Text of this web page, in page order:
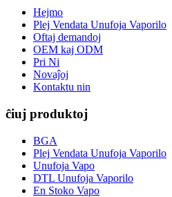
Hejmo
Plej Vendata Unufoja Vaporilo
Oftaj demandoj
OEM kaj ODM
Pri Ni
Novaĵoj
Kontaktu nin
ĉiuj produktoj
BGA
Plej Vendata Unufoja Vaporilo
Unufoja Vapo
DTL Unufoja Vaporilo
En Stoko Vapo